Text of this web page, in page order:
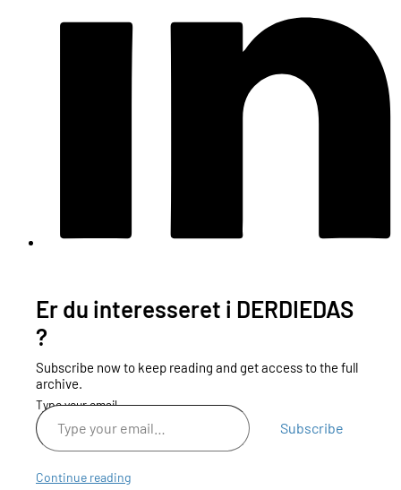
Er du interesseret i DERDIEDAS
?
Subscribe now to keep reading and get access to the full
archive.
Type your email…
Subscribe
Continue reading